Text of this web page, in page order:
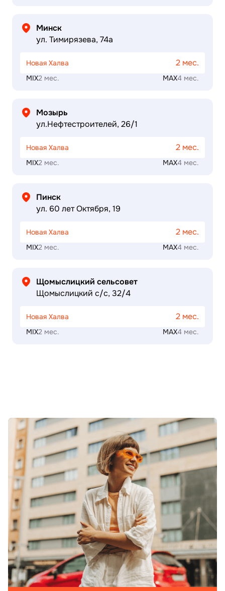
Минск
ул. Тимирязева, 74а
MIX2 мес. MAX4 мес.
Новая Халва 2 мес.
Мозырь
ул.Нефтестроителей, 26/1
MIX2 мес. MAX4 мес.
Новая Халва 2 мес.
Пинск
ул. 60 лет Октября, 19
MIX2 мес. MAX4 мес.
Новая Халва 2 мес.
Щомыслицкий сельсовет
Щомыслицкий с/с, 32/4
MIX2 мес. MAX4 мес.
Новая Халва 2 мес.